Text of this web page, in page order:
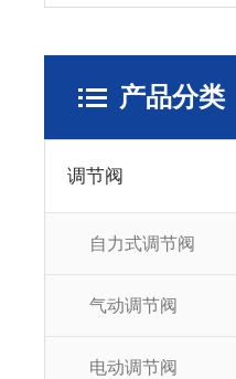
产品分类
调节阀
自力式调节阀
气动调节阀
电动调节阀